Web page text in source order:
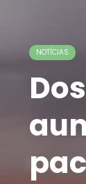
NOTÍCIAS